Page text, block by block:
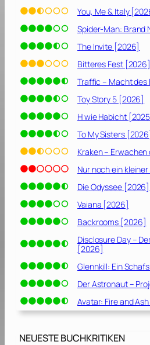
You, Me & Italy
Spider-Man: Brand
The Invite [2026]
Bitteres Fest [2026]
Traffic – Macht
Toy Story 5 [2026]
H wie Habicht
To My Sisters
Kraken –
Nur noch ein
Die Odyssee [2026]
Vaiana [2026]
Backrooms [2026]
Disclosure Day –
[2026]
Glennkill: Ein
Der Astronaut –
Avatar: Fire and
NEUESTE BUCHKRITIKEN